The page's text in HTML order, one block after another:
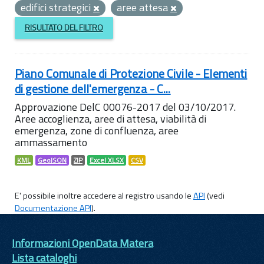
edifici strategici
aree attesa
RISULTATO DEL FILTRO
Piano Comunale di Protezione Civile - Elementi
di gestione dell'emergenza - C...
Approvazione DelC 00076-2017 del 03/10/2017.
Aree accoglienza, aree di attesa, viabilità di
emergenza, zone di confluenza, aree
ammassamento
KML GeoJSON ZIP Excel XLSX CSV
E' possibile inoltre accedere al registro usando leAPI(vedi
Documentazione API).
Informazioni OpenData Matera
Lista cataloghi